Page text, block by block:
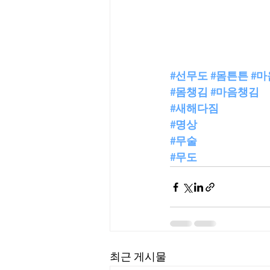
#선무도#몸튼튼#마
#몸챙김 #마음챙김
#새해다짐
#명상
#무술
#무도
최근 게시물